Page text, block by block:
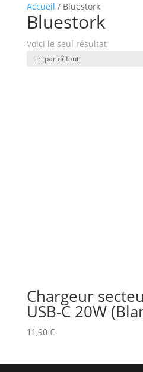
Accueil / Bluestork
Bluestork
Voici le seul résultat
Chargeur
USB-C 20W
11,90 €